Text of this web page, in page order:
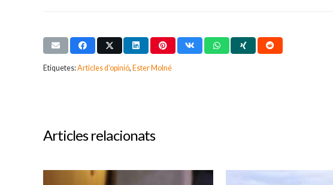
Etiquetes:Articles d'opinió, Ester Molné
Articles relacionats